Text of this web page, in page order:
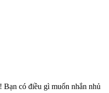
có điều gì muốn nhắn nhủ